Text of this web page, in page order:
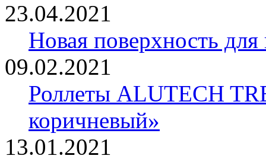
23.04.2021
Новая поверхность
09.02.2021
Роллеты ALUTECH
коричневый»
13.01.2021